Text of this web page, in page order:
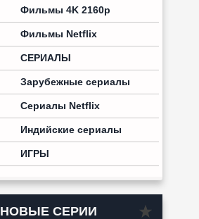
Фильмы 4K 2160p
Фильмы Netflix
СЕРИАЛЫ
Зарубежные сериалы
Сериалы Netflix
Индийские сериалы
ИГРЫ
НОВЫЕ СЕРИИ